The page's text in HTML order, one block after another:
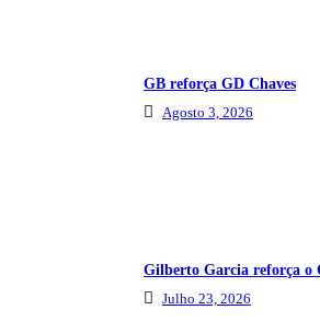
GB reforça GD Chaves
Agosto 3, 2026
Gilberto Garcia reforça o
Julho 23, 2026